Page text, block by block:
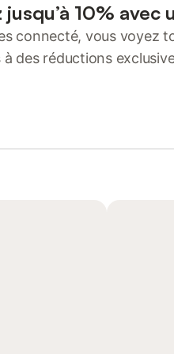
jusqu’à 10% avec
connecté, vous voyez
des réductions